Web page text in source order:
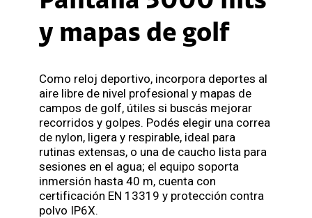
y mapas de golf
Como reloj deportivo, incorpora deportes al
aire libre de nivel profesional y mapas de
campos de golf, útiles si buscás mejorar
recorridos y golpes. Podés elegir una correa
de nylon, ligera y respirable, ideal para
rutinas extensas, o una de caucho lista para
sesiones en el agua; el equipo soporta
inmersión hasta 40 m, cuenta con
certificación EN 13319 y protección contra
polvo IP6X.